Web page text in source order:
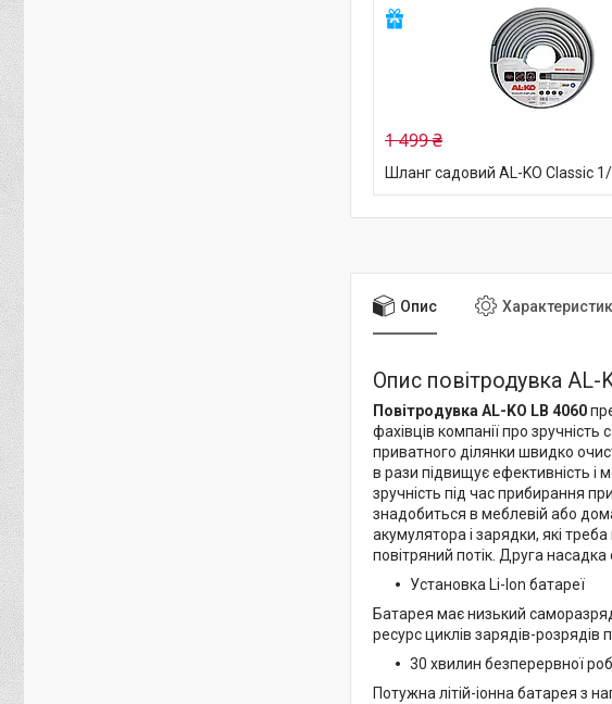
1 499 ₴
Шланг садовий AL-KO Classic
Опис
Опис повітродувка AL-
Повітродувка AL-KO LB 4060
фахівців компанії про
приватного ділянки швидко
в рази підвищує ефективність і
зручність під час прибирання
знадобиться в меблевій або
акумулятора і зарядки, які
повітряний потік. Друга насадка
Установка Li-Ion батареї
Батарея має низький
ресурс циклів зарядів-розрядів
30 хвилин безперервної
Потужна літій-іонна батарея з